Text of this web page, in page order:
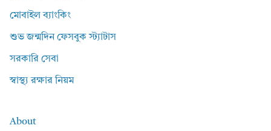
মোবাইল ব্যাংকিং
শুভ জন্মদিন ফেসবুক স্ট্যাটাস
সরকারি সেবা
স্বাস্থ্য রক্ষার নিয়ম
About